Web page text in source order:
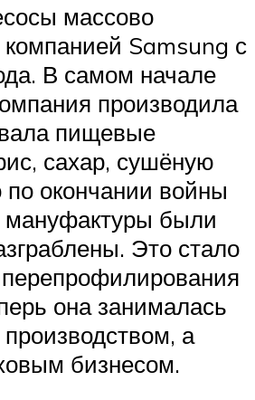
массово
Samsung с
В самом начале
производила
пищевые
сахар, сушёную
окончании войны
мануфактуры были
Это стало
она занималась
а
бизнесом.